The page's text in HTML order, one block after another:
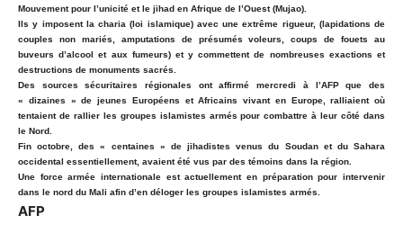
Mouvement pour l’unicité et le jihad en Afrique de l’Ouest (Mujao).
Ils y imposent la charia (loi islamique) avec une extrême rigueur, (lapidations de
couples non mariés, amputations de présumés voleurs, coups de fouets au
buveurs d’alcool et aux fumeurs) et y commettent de nombreuses exactions et
destructions de monuments sacrés.
Des sources sécuritaires régionales ont affirmé mercredi à l’AFP que des
« dizaines » de jeunes Européens et Africains vivant en Europe, ralliaient où
tentaient de rallier les groupes islamistes armés pour combattre à leur côté dans
le Nord.
Fin octobre, des « centaines » de jihadistes venus du Soudan et du Sahara
occidental essentiellement, avaient été vus par des témoins dans la région.
Une force armée internationale est actuellement en préparation pour intervenir
dans le nord du Mali afin d’en déloger les groupes islamistes armés.
AFP